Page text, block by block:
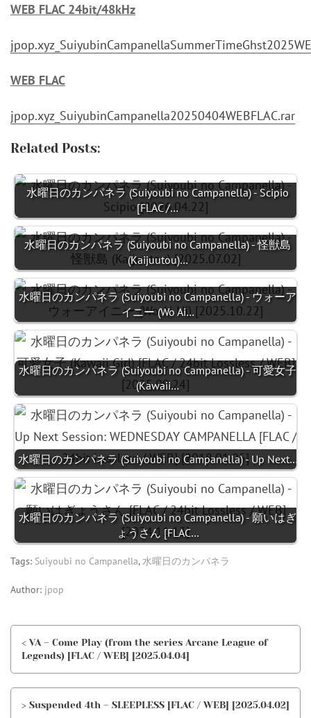
WEB FLAC 24bit/48kHz
WEB FLAC
jpop.xyz_SuiyubinCampanella20250404WEBFLAC.rar
Related Posts:
水曜日のカンパネラ (Suiyoubi no Campanella) - Scipio
[FLAC /…
水曜日のカンパネラ (Suiyoubi no Campanella) - 怪獣島
(Kaijuutou)…
水曜日のカンパネラ (Suiyoubi no Campanella) - ウォーア
イニー (Wo Ai…
水曜日のカンパネラ (Suiyoubi no Campanella) - 可愛女子
(Kawaii…
水曜日のカンパネラ (Suiyoubi no Campanella) - Up Next…
水曜日のカンパネラ (Suiyoubi no Campanella) - 願いはぎ
ょうさん [FLAC…
Tags: Suiyoubi no Campanella,水曜日のカンパネラ
Author: jpop
< VA – Come Play (from the series Arcane League of
Legends) [FLAC / WEB] [2025.04.04]
> Suspended 4th – SLEEPLESS [FLAC / WEB] [2025.04.02]